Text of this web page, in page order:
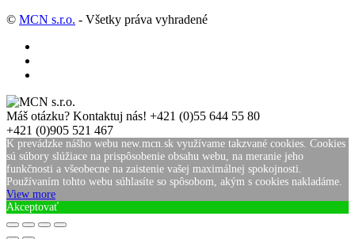
© MCN s.r.o. - Všetky práva vyhradené
Máš otázku? Kontaktuj nás! +421 (0)55 644 55 80
+421 (0)905 521 467
K prevádzke nášho webu new.mcn.sk využívame takzvané cookies. Cookies
sú súbory slúžiace na prispôsobenie obsahu webu, na meranie jeho
funkčnosti a všeobecne na zaistenie vašej maximálnej spokojnosti.
Používaním tohto webu súhlasíte so spôsobom, akým s cookies nakladáme.
View more
Akceptovať